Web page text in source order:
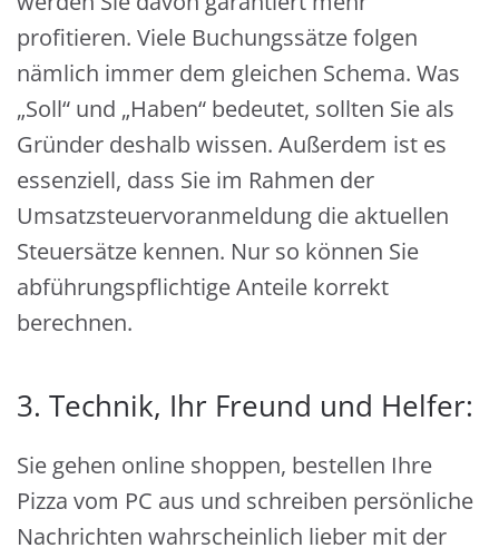
profitieren. Viele Buchungssätze folgen
nämlich immer dem gleichen Schema. Was
„Soll“ und „Haben“ bedeutet, sollten Sie als
Gründer deshalb wissen. Außerdem ist es
essenziell, dass Sie im Rahmen der
Umsatzsteuervoranmeldung die aktuellen
Steuersätze kennen. Nur so können Sie
abführungspflichtige Anteile korrekt
berechnen.
3. Technik, Ihr Freund und Helfer:
Sie gehen online shoppen, bestellen Ihre
Pizza vom PC aus und schreiben persönliche
Nachrichten wahrscheinlich lieber mit der